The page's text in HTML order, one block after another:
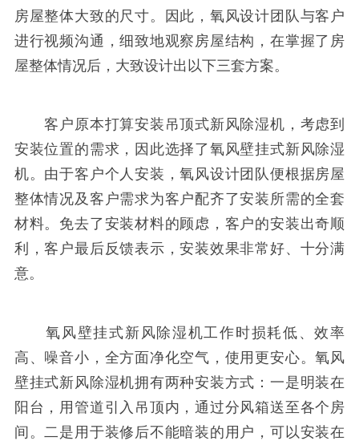
房屋整体大致的尺寸。因此，氧风设计团队与客户
进行视频沟通，细致地观察房屋结构，在掌握了房
屋整体情况后，大致设计出以下三套方案。
客户原本打算安装吊顶式新风除湿机，考虑到
安装位置的需求，因此选择了氧风壁挂式新风除湿
机。由于客户个人安装，氧风设计团队便根据房屋
整体情况及客户需求为客户配齐了安装所需的全套
材料。免去了安装材料的顾虑，客户的安装出奇顺
利，客户最后反馈表示，安装效果非常好、十分满
意。
氧风壁挂式新风除湿机工作时损耗低、效率
高、噪音小，全方面净化空气，使用更安心。氧风
壁挂式新风除湿机拥有两种安装方式：一是明装在
阳台，用管道引入吊顶内，通过分风箱送至各个房
间。二是用于装修后不能暗装的用户，可以安装在